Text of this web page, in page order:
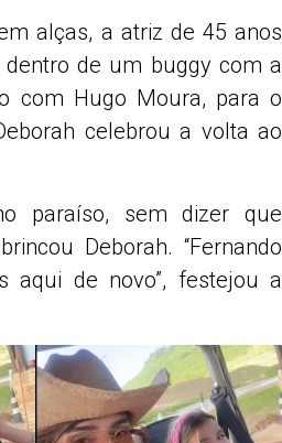
alças, a atriz de 45 anos
de um buggy com a
com Hugo Moura, para o
celebrou a volta ao
paraíso, sem dizer que
Deborah. “Fernando
aqui de novo”, festejou a